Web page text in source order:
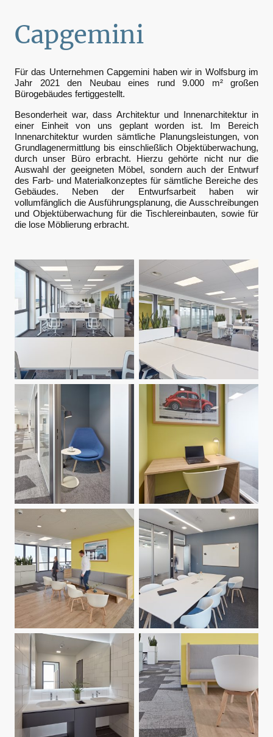
Capgemini
Für das Unternehmen Capgemini haben wir in Wolfsburg im
Jahr 2021 den Neubau eines rund 9.000 m² großen
Bürogebäudes fertiggestellt.
Besonderheit war, dass Architektur und Innenarchitektur in
einer Einheit von uns geplant worden ist. Im Bereich
Innenarchitektur wurden sämtliche Planungsleistungen, von
Grundlagenermittlung bis einschließlich Objektüberwachung,
durch unser Büro erbracht. Hierzu gehörte nicht nur die
Auswahl der geeigneten Möbel, sondern auch der Entwurf
des Farb- und Materialkonzeptes für sämtliche Bereiche des
Gebäudes. Neben der Entwurfsarbeit haben wir
vollumfänglich die Ausführungsplanung, die Ausschreibungen
und Objektüberwachung für die Tischlereinbauten, sowie für
die lose Möblierung erbracht.